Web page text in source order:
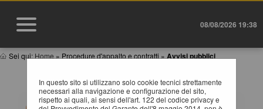
08/08/2026 19:38
Sei qui: Home » Procedure d'appalto e contratti » Avvisi pubblici
In questo sito si utilizzano solo cookie tecnici strettamente
necessari alla navigazione e configurazione del sito,
rispetto ai quali, ai sensi dell'art. 122 del codice privacy e
AVVISI DI GARA
All'interno di questa sezione è possibile consultare gli